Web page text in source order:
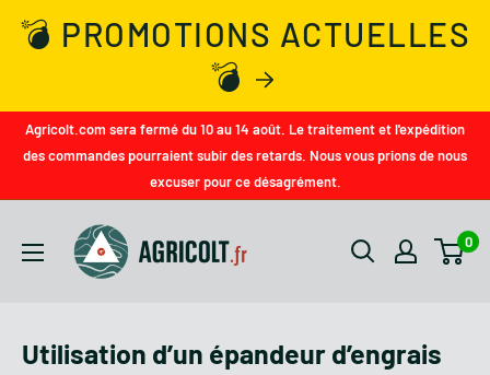
💣 PROMOTIONS ACTUELLES
💣
Agricolt.com sera fermé du 10 au 14 août. Le traitement et l'expédition
des commandes pourraient subir des retards. Nous vous prions de nous
excuser pour ce désagrément.
0
Utilisation d’un épandeur d’engrais